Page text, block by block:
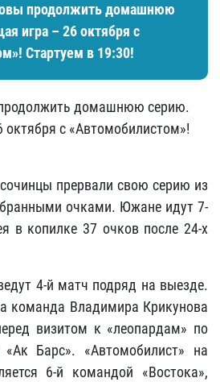
продолжить домашнюю
игра – 26 октября с
Стартуем в 19:30!
домашнюю серию.
с «Автомобилистом»!
сочинцы прервали свою серию из
очками. Южане идут 7-
в копилке 37 очков после 24-х
4-й матч подряд на выезде.
команда Владимира Крикунова
визитом к «леопардам» по
Барс». «Автомобилист» на
6-й командой «Востока»,